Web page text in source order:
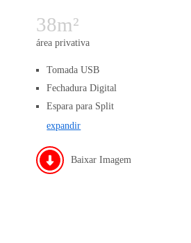
38m²
área privativa
Tomada USB
Fechadura Digital
Espara para Split
expandir
Baixar Imagem